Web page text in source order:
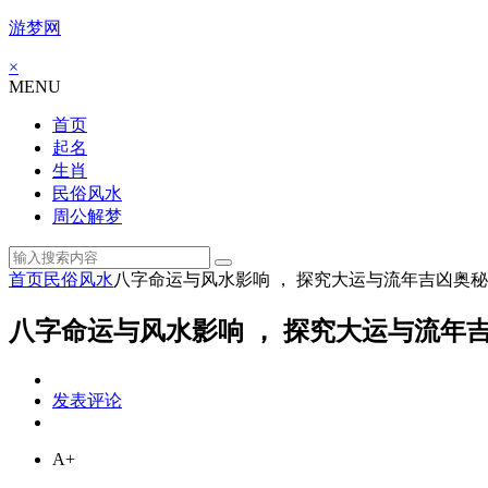
游梦网
×
MENU
首页
起名
生肖
民俗风水
周公解梦
首页民俗风水八字命运与风水影响 ， 探究大运与流年吉凶奥秘
八字命运与风水影响 ， 探究大运与流年
发表评论
A+